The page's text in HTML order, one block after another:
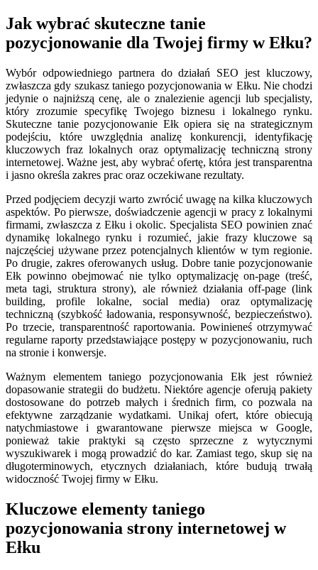
Jak wybrać skuteczne tanie
pozycjonowanie dla Twojej firmy w Ełku?
Wybór odpowiedniego partnera do działań SEO jest kluczowy,
zwłaszcza gdy szukasz taniego pozycjonowania w Ełku. Nie chodzi
jedynie o najniższą cenę, ale o znalezienie agencji lub specjalisty,
który zrozumie specyfikę Twojego biznesu i lokalnego rynku.
Skuteczne tanie pozycjonowanie Ełk opiera się na strategicznym
podejściu, które uwzględnia analizę konkurencji, identyfikację
kluczowych fraz lokalnych oraz optymalizację techniczną strony
internetowej. Ważne jest, aby wybrać ofertę, która jest transparentna
i jasno określa zakres prac oraz oczekiwane rezultaty.
Przed podjęciem decyzji warto zwrócić uwagę na kilka kluczowych
aspektów. Po pierwsze, doświadczenie agencji w pracy z lokalnymi
firmami, zwłaszcza z Ełku i okolic. Specjalista SEO powinien znać
dynamikę lokalnego rynku i rozumieć, jakie frazy kluczowe są
najczęściej używane przez potencjalnych klientów w tym regionie.
Po drugie, zakres oferowanych usług. Dobre tanie pozycjonowanie
Ełk powinno obejmować nie tylko optymalizację on-page (treść,
meta tagi, struktura strony), ale również działania off-page (link
building, profile lokalne, social media) oraz optymalizację
techniczną (szybkość ładowania, responsywność, bezpieczeństwo).
Po trzecie, transparentność raportowania. Powinieneś otrzymywać
regularne raporty przedstawiające postępy w pozycjonowaniu, ruch
na stronie i konwersje.
Ważnym elementem taniego pozycjonowania Ełk jest również
dopasowanie strategii do budżetu. Niektóre agencje oferują pakiety
dostosowane do potrzeb małych i średnich firm, co pozwala na
efektywne zarządzanie wydatkami. Unikaj ofert, które obiecują
natychmiastowe i gwarantowane pierwsze miejsca w Google,
ponieważ takie praktyki są często sprzeczne z wytycznymi
wyszukiwarek i mogą prowadzić do kar. Zamiast tego, skup się na
długoterminowych, etycznych działaniach, które budują trwałą
widoczność Twojej firmy w Ełku.
Kluczowe elementy taniego
pozycjonowania strony internetowej w
Ełku